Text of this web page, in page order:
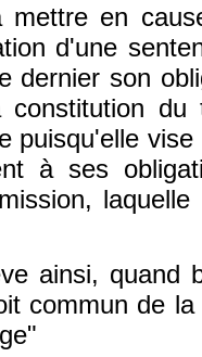
en
d'une
dernier son
constitution
puisqu'elle
à ses
ainsi, quand
commun de